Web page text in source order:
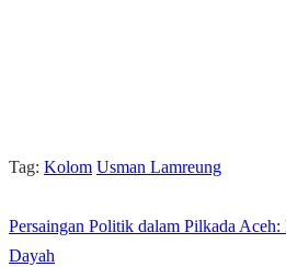
Tag: Kolom Usman Lamreung
Persaingan Politik dalam Pilkada
Dayah